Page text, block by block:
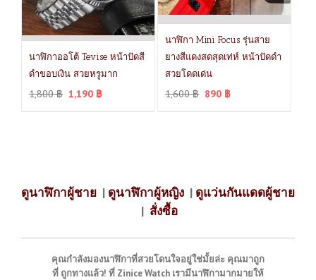
นาฬิกาออโต้ Tevise หน้าปัดสี
ดำขอบเงิน สวยหรูมาก
1,800฿ 1,190 ฿
นาฬิกา Mini Focus รุ่นสาย
ยางสีแดงสดสุดเท่ห์ หน้าปัดดำ
สวยโดดเด่น
1,600฿ 890 ฿
ดูนาฬิกาผู้ชาย | ดูนาฬิกาผู้หญิง | ดูแว่นกันแดดผู้ชาย
| สั่งซื้อ
คุณกำลังมองนาฬิกาที่สวยโดนใจอยู่ใช่มั้ยล่ะ คุณมาถูก
ที่ ถูกทางแล้ว! ที่ Zinice Watch เรามีนาฬิกามากมายให้